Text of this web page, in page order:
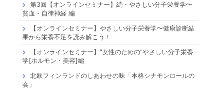
第3回【オンラインセミナー】続・やさしい分子栄養学〜
貧血・自律神経 編
【オンラインセミナー】やさしい分子栄養学〜健康診断結
果から栄養不足を読み解こう！
【オンラインセミナー】”女性のための”やさしい分子栄養
学[ホルモン・美容]編
北欧フィンランドのしあわせの味「本格シナモンロールの
会」